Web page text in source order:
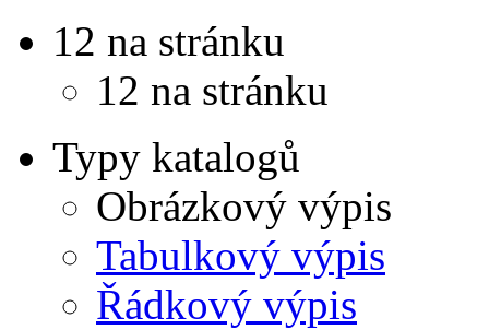
12 na stránku
12 na stránku
Typy katalogů
Obrázkový výpis
Tabulkový výpis
Řádkový výpis